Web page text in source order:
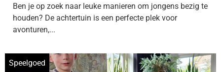
Ben je op zoek naar leuke manieren om jongens bezig te
houden? De achtertuin is een perfecte plek voor
avonturen,...
Speelgoed